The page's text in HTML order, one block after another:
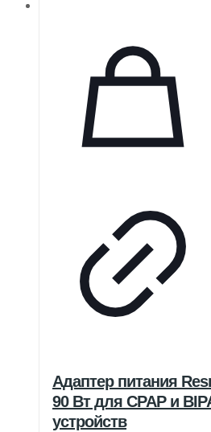
Адаптер питания
90 Вт для CPAP и
устройств